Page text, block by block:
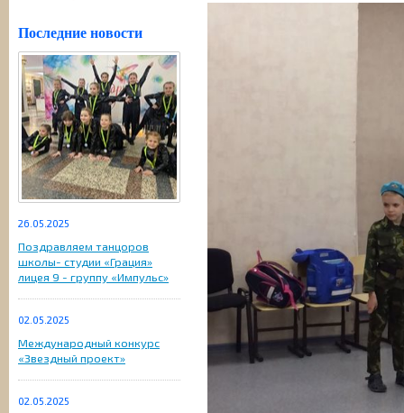
Последние новости
26.05.2025
Поздравляем танцоров
школы- студии «Грация»
лицея 9 - группу «Импульс»
02.05.2025
Международный конкурс
«Звездный проект»
02.05.2025